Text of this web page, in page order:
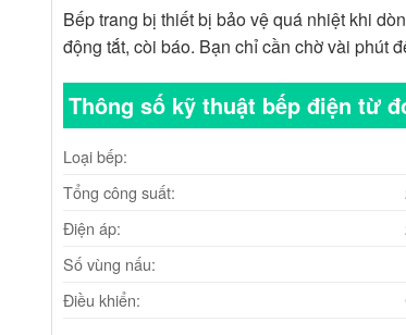
Bếp trang bị thiết bị bảo vệ quá nhiệt khi
động tắt, còi báo. Bạn chỉ cần chờ vài phút
Thông số kỹ thuật bếp điện từ
Loại bếp:
Tổng công suất:
Điện áp:
Số vùng nấu:
Điều khiển: